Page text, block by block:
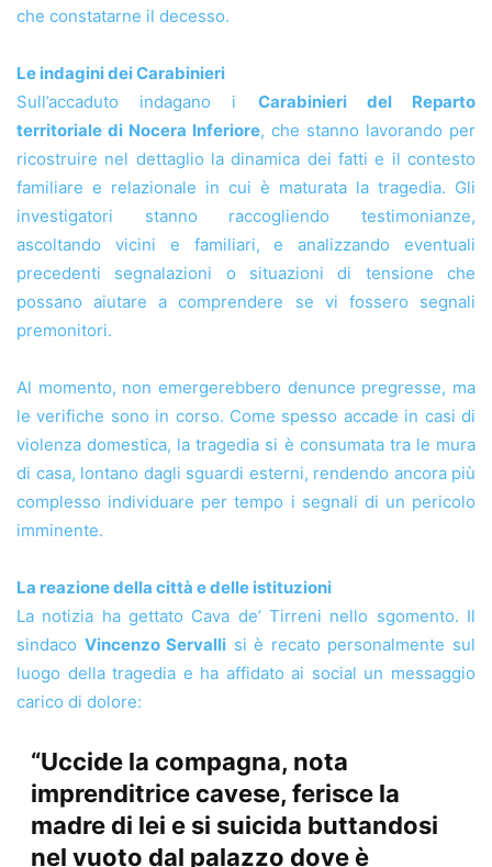
che constatarne il decesso.
Le indagini dei Carabinieri
Sull’accaduto indagano i Carabinieri del Reparto
territoriale di Nocera Inferiore, che stanno lavorando per
ricostruire nel dettaglio la dinamica dei fatti e il contesto
familiare e relazionale in cui è maturata la tragedia. Gli
investigatori stanno raccogliendo testimonianze,
ascoltando vicini e familiari, e analizzando eventuali
precedenti segnalazioni o situazioni di tensione che
possano aiutare a comprendere se vi fossero segnali
premonitori.
Al momento, non emergerebbero denunce pregresse, ma
le verifiche sono in corso. Come spesso accade in casi di
violenza domestica, la tragedia si è consumata tra le mura
di casa, lontano dagli sguardi esterni, rendendo ancora più
complesso individuare per tempo i segnali di un pericolo
imminente.
La reazione della città e delle istituzioni
La notizia ha gettato Cava de’ Tirreni nello sgomento. Il
sindaco Vincenzo Servalli si è recato personalmente sul
luogo della tragedia e ha affidato ai social un messaggio
carico di dolore:
“Uccide la compagna, nota
imprenditrice cavese, ferisce la
madre di lei e si suicida buttandosi
nel vuoto dal palazzo dove è